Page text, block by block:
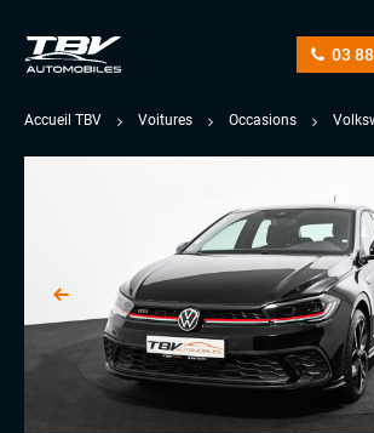
03
Accueil TBV Voitures Occasions